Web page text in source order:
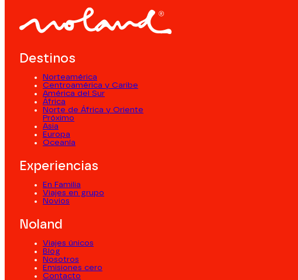
Destinos
Norteamérica
Centroamérica y Caribe
América del Sur
África
Norte de África y Oriente
Próximo
Asia
Europa
Oceanía
Experiencias
En Familia
Viajes en grupo
Novios
Noland
Viajes únicos
Blog
Nosotros
Emisiones cero
Contacto